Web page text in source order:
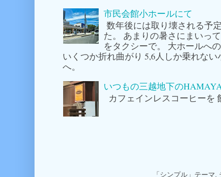
市民会館小ホールにて
数年後には取り壊される予
た。 あまりの暑さにまいっ
をタクシーで。 大ホールへ
いくつか折れ曲がり 5,6人しか乗れな
へ。
いつもの三越地下の
カフェインレスコーヒーを
「シンプル」テー